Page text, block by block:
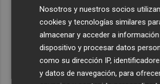
para su cuarto año en la LF Endesa
Ruz ya hace planes para un posible
más allá de la rehabilitación: ¿retorno de
Nosotros y nuestros socios
cookies y tecnologías similares
almacenar y acceder a
dispositivo y procesar datos
como su dirección IP,
y datos de navegación, para